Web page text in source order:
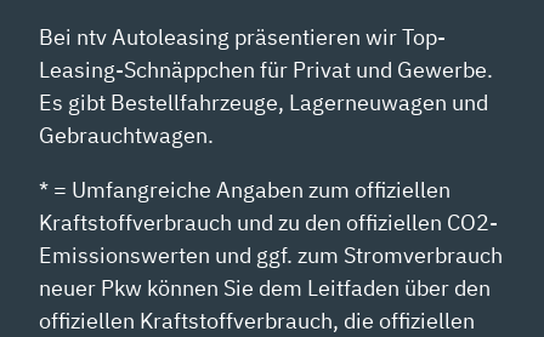
Bei ntv Autoleasing präsentieren wir Top-
Leasing-Schnäppchen für Privat und Gewerbe.
Es gibt Bestellfahrzeuge, Lagerneuwagen und
Gebrauchtwagen.
* = Umfangreiche Angaben zum offiziellen
Kraftstoffverbrauch und zu den offiziellen CO2-
Emissionswerten und ggf. zum Stromverbrauch
neuer Pkw können Sie dem Leitfaden über den
offiziellen Kraftstoffverbrauch, die offiziellen